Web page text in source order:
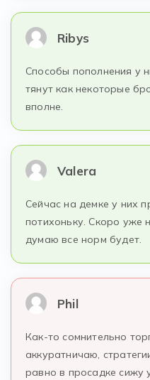
Ribys
Способы пополнения у
тянут как некоторые
вполне.
Valera
Сейчас на демке у них
потихоньку. Скоро уже
думаю все норм будет.
Phil
Как-то сомнительно
аккуратничаю,
равно в просадке сижу